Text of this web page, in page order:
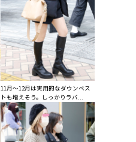
11月〜12月は実用的なダウンベス
トも増えそう。しっかりラバ...